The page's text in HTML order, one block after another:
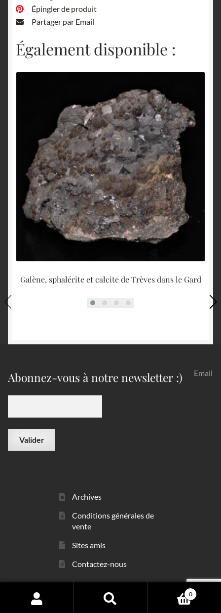
Épingler de produit
Partager par Email
Également disponible :
Galène, sphalérite et calcite de Trèves dans le Gard
Abonnez-vous à notre newsletter :) Email
Archives
Conditions générales de
vente
Sites amis
Contactez-nous
© sarl Les Minéraux 2006 - 2026
Search
0